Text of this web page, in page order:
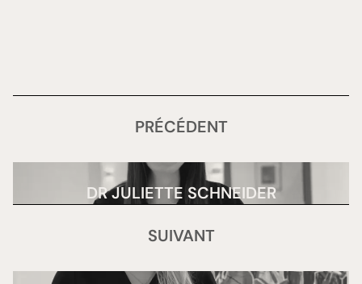
PRÉCÉDENT
DR JULIETTE SCHNEIDER
SUIVANT